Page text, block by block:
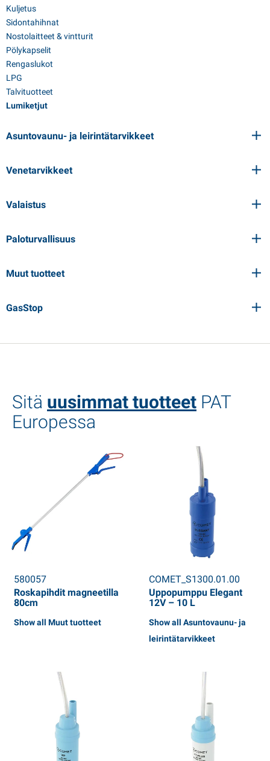
Kuljetus
Sidontahihnat
Nostolaitteet & vintturit
Pölykapselit
Rengaslukot
LPG
Talvituotteet
Lumiketjut
Asuntovaunu- ja leirintätarvikkeet
Venetarvikkeet
Valaistus
Paloturvallisuus
Muut tuotteet
GasStop
Sitä uusimmat tuotteet PAT
Europessa
580057
Roskapihdit magneetilla
80cm
Show all Muut tuotteet
COMET_S1300.01.00
Uppopumppu Elegant
12V – 10 L
Show all Asuntovaunu- ja
leirintätarvikkeet